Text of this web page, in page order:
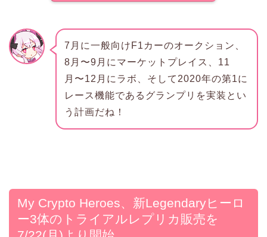
7月に一般向けF1カーのオークション、
8月〜9月にマーケットプレイス、11
月〜12月にラボ、そして2020年の第1に
レース機能であるグランプリを実装とい
う計画だね！
My Crypto Heroes、新Legendaryヒーロ
ー3体のトライアルレプリカ販売を